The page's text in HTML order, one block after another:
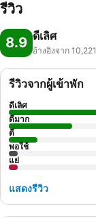
รีวิว
8.9 ดีเลิศ
อ้างอิงจาก 10,221
รีวิวจากผู้เข้าพัก
ดีเลิศ
ดีมาก
ดี
พอใช้
แย่
แสดงรีวิว